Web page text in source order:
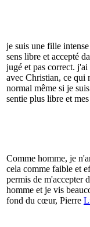
je suis une fille
sens libre et accepté
jugé et pas correct.
avec Christian, ce qui
normal même si je
sentie plus libre et
Comme homme, je
cela comme faible et
permis de m'accepter
homme et je vis
fond du cœur, Pierre